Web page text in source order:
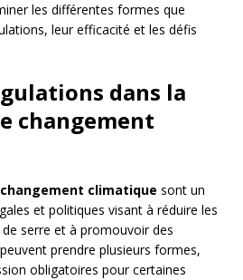
les différentes formes que
leur efficacité et les défis
dans la
changement
climatique sont un
et politiques visant à réduire les
serre et à promouvoir des
prendre plusieurs formes,
obligatoires pour certaines